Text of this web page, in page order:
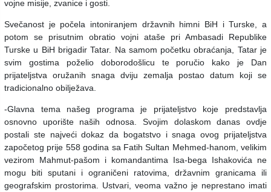
vojne misije, zvanice i gosti.
Svečanost je počela intoniranjem državnih himni BiH i Turske, a
potom se prisutnim obratio vojni ataše pri Ambasadi Republike
Turske u BiH brigadir Tatar. Na samom početku obraćanja, Tatar je
svim gostima poželio doborodošlicu te poručio kako je Dan
prijateljstva oružanih snaga dviju zemalja postao datum koji se
tradicionalno obilježava.
-Glavna tema našeg programa je prijateljstvo koje predstavlja
osnovno uporište naših odnosa. Svojim dolaskom danas ovdje
postali ste najveći dokaz da bogatstvo i snaga ovog prijateljstva
započetog prije 558 godina sa Fatih Sultan Mehmed-hanom, velikim
vezirom Mahmut-pašom i komandantima Isa-bega Ishakovića ne
mogu biti sputani i ograničeni ratovima, državnim granicama ili
geografskim prostorima. Ustvari, veoma važno je neprestano imati